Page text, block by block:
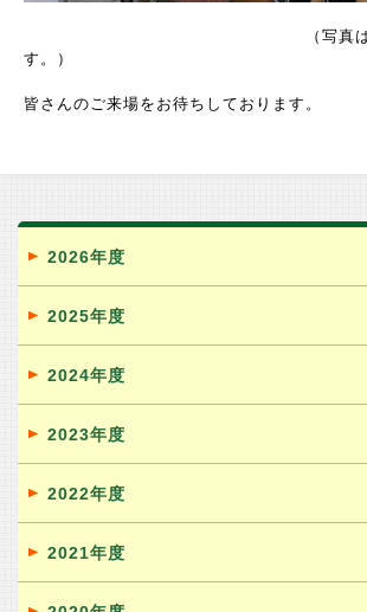
（写真は昨年度
す。）
皆さんのご来場をお待ちしております。
2026年度
2025年度
2024年度
2023年度
2022年度
2021年度